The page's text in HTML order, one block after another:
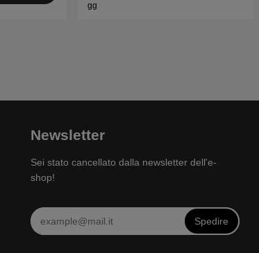
gg
Newsletter
Sei stato cancellato dalla newsletter dell'e-
shop!
Spedire